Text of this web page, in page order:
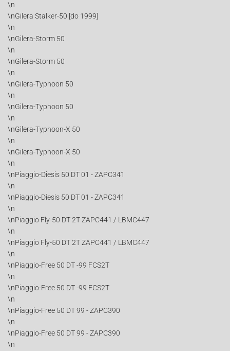
\n
\nGilera Stalker-50 [do 1999]
\n
\nGilera-Storm 50
\n
\nGilera-Storm 50
\n
\nGilera-Typhoon 50
\n
\nGilera-Typhoon 50
\n
\nGilera-Typhoon-X 50
\n
\nGilera-Typhoon-X 50
\n
\nPiaggio-Diesis 50 DT 01 - ZAPC341
\n
\nPiaggio-Diesis 50 DT 01 - ZAPC341
\n
\nPiaggio Fly-50 DT 2T ZAPC441 / LBMC447
\n
\nPiaggio Fly-50 DT 2T ZAPC441 / LBMC447
\n
\nPiaggio-Free 50 DT -99 FCS2T
\n
\nPiaggio-Free 50 DT -99 FCS2T
\n
\nPiaggio-Free 50 DT 99 - ZAPC390
\n
\nPiaggio-Free 50 DT 99 - ZAPC390
\n